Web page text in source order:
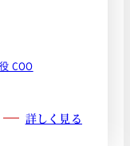
COO
詳しく見る